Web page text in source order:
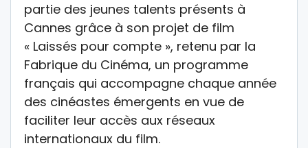
partie des jeunes talents présents à
Cannes grâce à son projet de film
« Laissés pour compte », retenu par la
Fabrique du Cinéma, un programme
français qui accompagne chaque année
des cinéastes émergents en vue de
faciliter leur accès aux réseaux
internationaux du film.